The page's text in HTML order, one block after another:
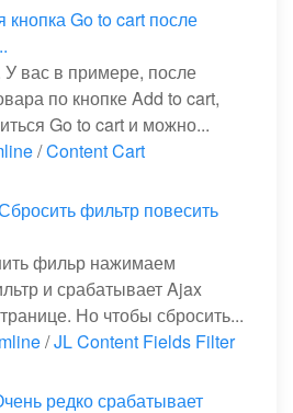
кнопка Go to cart после
У вас в примере, после
по кнопке Add to cart,
Go to cart и можно...
/Content Cart
фильтр повесить
фильр нажимаем
и срабатывает Ajax
Но чтобы сбросить...
/JL Content Fields Filter
редко срабатывает